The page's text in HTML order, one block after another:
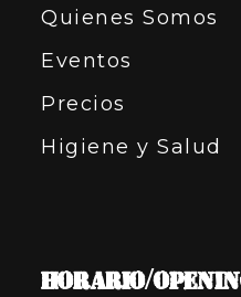
Quienes Somos
Eventos
Precios
Higiene y Salud
HORARIO/